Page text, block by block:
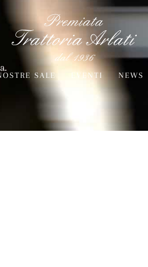
SALE EVENTI NEWS